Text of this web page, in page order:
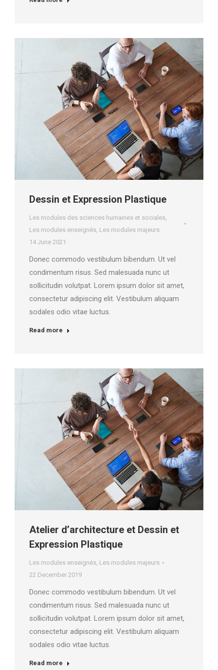
Dessin et Expression Plastique
Les modules des sciences humaines et sociales,
Les modules enseignés, Les modules majeurs
14 June 2021
Donec commodo vestibulum bibendum. Ut vel
condimentum risus. Sed malesuada nunc ut
sollicitudin volutpat. Lorem ipsum dolor sit amet,
consectetur adipiscing elit. Vestibulum aliquam
sodales odio vitae luctus.
Read more
Atelier d’architecture et Dessin et
Expression Plastique
Les modules enseignés, Les modules majeurs
22 December 2019
Donec commodo vestibulum bibendum. Ut vel
condimentum risus. Sed malesuada nunc ut
sollicitudin volutpat. Lorem ipsum dolor sit amet,
consectetur adipiscing elit. Vestibulum aliquam
sodales odio vitae luctus.
Read more